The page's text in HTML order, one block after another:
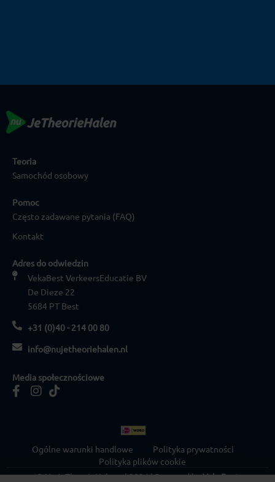
Teoria
Samochód osobowy
Pomoc
Często zadawane pytania (FAQ)
Kontakt
Adres do odwiedzin
VekaBest VerkeersEducatie BV
De Dieze 22
5684 PT Best
+31 (0)40 - 214 00 80
info@nujetheoriehalen.nl
Media społecznościowe
Ogólne warunki handlowe
Polityka prywatności
Polityka plików cookie
© NuJeTheorieHalen.nl 2026 | Powered byVekaBest